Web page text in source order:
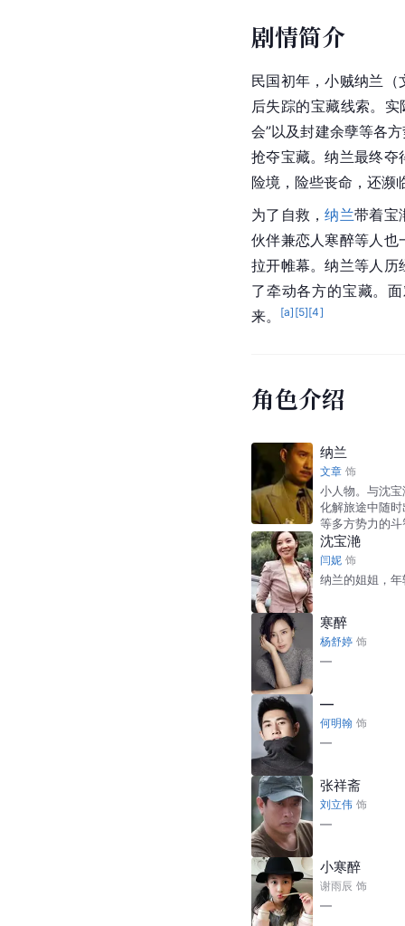
剧情简介
民国初年，小贼纳兰
后失踪的宝藏线索。
会”以及封建余孽等各
抢夺宝藏。纳兰最终夺
险境，险些丧命，还濒
为了自救，纳兰带着宝
伙伴兼恋人寒醉等人也
拉开帷幕。纳兰等人历
了牵动各方的宝藏。
来。
[a] [5][4]
角色介绍
纳兰
文章 饰
小人物。与沈
化解旅途中随
等多方势力的
沈宝滟
闫妮 饰
纳兰的姐姐，
寒醉
杨舒婷 饰
—
—
何明翰 饰
—
张祥斋
刘立伟 饰
—
小寒醉
谢雨辰 饰
—